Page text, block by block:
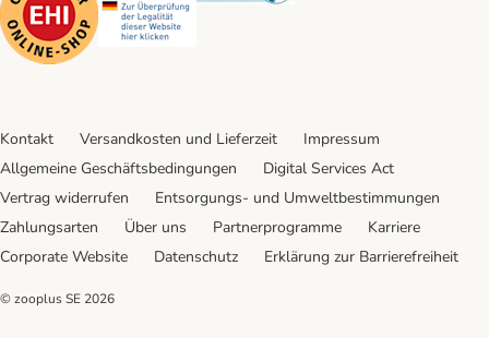
Kontakt Versandkosten und Lieferzeit
Impressum
Allgemeine Geschäftsbedingungen
Digital Services Act
Vertrag widerrufen
Entsorgungs- und Umweltbestimmungen
Zahlungsarten
Über uns Partnerprogramme
Karriere
Corporate Website
Datenschutz Erklärung zur Barrierefreiheit
© zooplus SE 2026